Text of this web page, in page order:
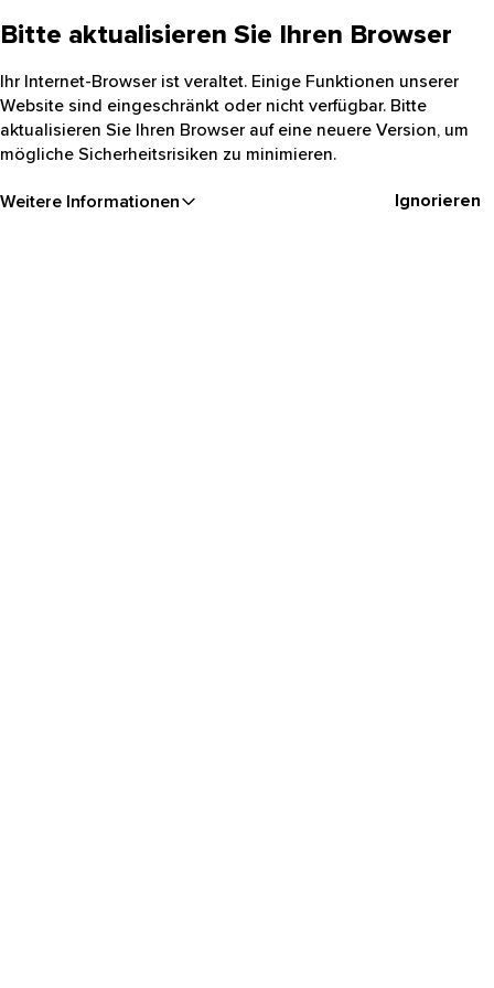
Bitte aktualisieren Sie Ihren Browser
Ihr Internet-Browser ist veraltet. Einige Funktionen unserer
Website sind eingeschränkt oder nicht verfügbar. Bitte
aktualisieren Sie Ihren Browser auf eine neuere Version, um
mögliche Sicherheitsrisiken zu minimieren.
Weitere Informationen Ignorieren